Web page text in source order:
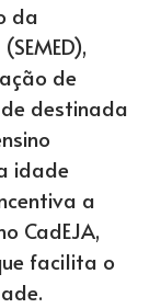
da
de
destinada
idade
a
CadEJA,
facilita o